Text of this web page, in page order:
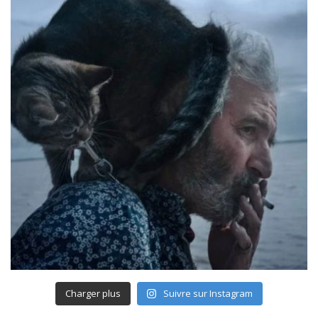
Charger plus Suivre sur Instagram